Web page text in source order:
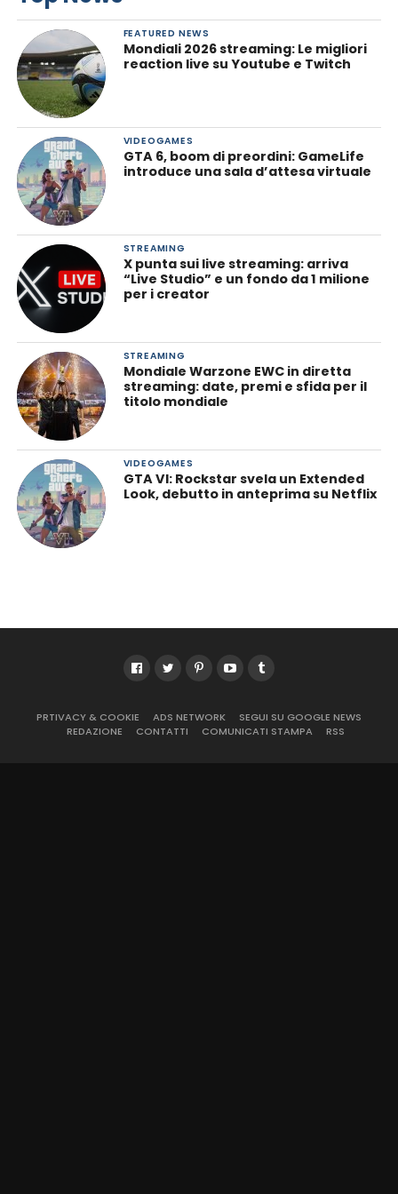
FEATURED NEWS
Mondiali 2026 streaming: Le migliori
reaction live su Youtube e Twitch
VIDEOGAMES
GTA 6, boom di preordini: GameLife
introduce una sala d’attesa virtuale
STREAMING
X punta sui live streaming: arriva
“Live Studio” e un fondo da 1 milione
per i creator
STREAMING
Mondiale Warzone EWC in diretta
streaming: date, premi e sfida per il
titolo mondiale
VIDEOGAMES
GTA VI: Rockstar svela un Extended
Look, debutto in anteprima su Netflix
PRTIVACY & COOKIE ADS NETWORK
SEGUI SU GOOGLE NEWS
REDAZIONE
CONTATTI COMUNICATI STAMPA RSS